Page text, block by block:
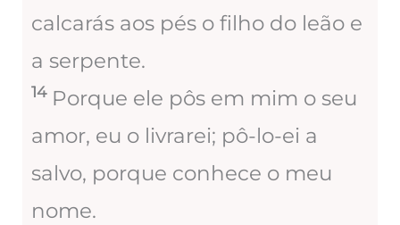
calcarás aos pés o filho do leão e
a serpente.
14Porque ele pôs em mim o seu
amor, eu o livrarei; pô-lo-ei a
salvo, porque conhece o meu
nome.